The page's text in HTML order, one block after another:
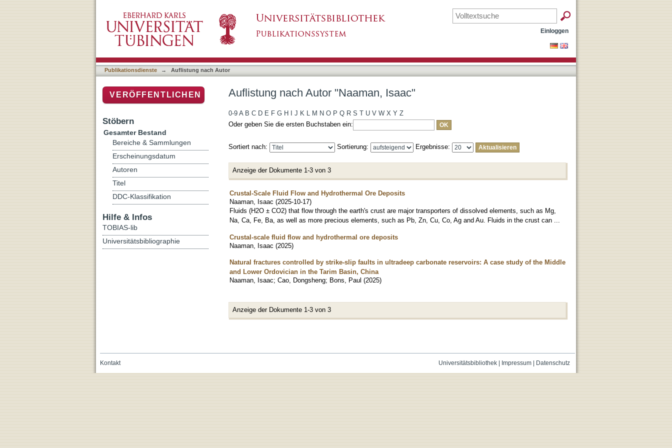
Einloggen
Publikationsdienste → Auflistung nach Autor
Auflistung nach Autor "Naaman, Isaac"
0-9 A B C D E F G H J K L M N O P Q R S T U V W X Y Z
Oder geben Sie die ersten Buchstaben ein:
Sortiert nach: Sortierung: Ergebnisse:
Anzeige der Dokumente 1-3 von 3
Crustal-Scale Fluid Flow and Hydrothermal Ore Deposits
Naaman, Isaac (2025-10-17)
Fluids (H2O ± CO2) that flow through the earth's crust are major transporters of dissolved elements, such as Mg,
Na, Ca, Fe, Ba, as well as more precious elements, such as Pb, Zn, Cu, Co, Ag and Au. Fluids in the crust can ...
Crustal-scale fluid flow and hydrothermal ore deposits
Naaman, Isaac (2025)
Natural fractures controlled by strike-slip faults in ultradeep carbonate reservoirs: A case study of the Middle
and Lower Ordovician in the Tarim Basin, China
Naaman, Isaac; Cao, Dongsheng; Bons, Paul (2025)
Anzeige der Dokumente 1-3 von 3
VERÖFFENTLICHEN
Stöbern
Gesamter Bestand
Bereiche & Sammlungen
Erscheinungsdatum
Autoren
Titel
DDC-Klassifikation
Hilfe & Infos
TOBIAS-lib
Universitätsbibliographie
Universitätsbibliothek| Impressum| Datenschutz
Kontakt